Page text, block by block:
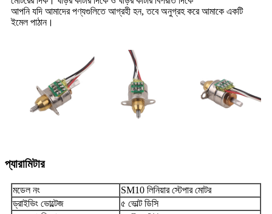
আপনি যদি আমাদের পণ্যগুলিতে আগ্রহী হন, তবে অনুগ্রহ করে আমাকে একটি
ইমেল পাঠান।
প্যারামিটার
মডেল নং
SM10 লিনিয়ার স্টেপার মোটর
ড্রাইভিং ভোল্টেজ
৫ ভোল্ট ডিসি